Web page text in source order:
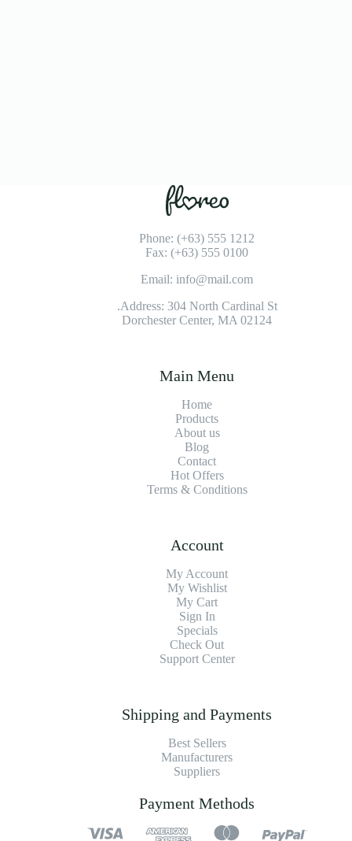
Phone: (+63) 555 1212
Fax: (+63) 555 0100
Email: info@mail.com
Address: 304 North Cardinal St.
Dorchester Center, MA 02124
Main Menu
Home
Products
About us
Blog
Contact
Hot Offers
Terms & Conditions
Account
My Account
My Wishlist
My Cart
Sign In
Specials
Check Out
Support Center
Shipping and Payments
Best Sellers
Manufacturers
Suppliers
Payment Methods